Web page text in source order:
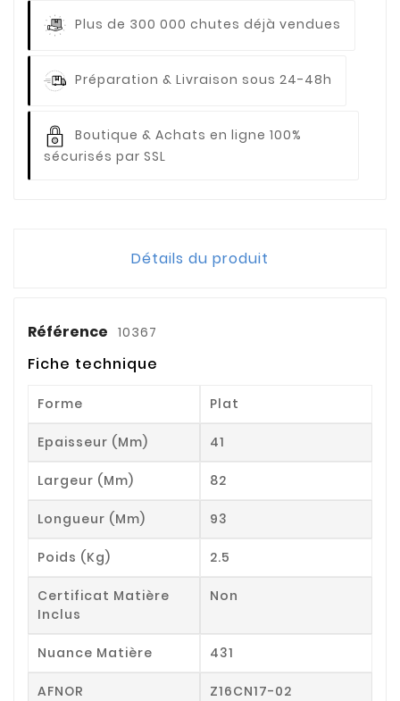
Plus de 300 000 chutes déjà vendues
Préparation & Livraison sous 24-48h
Boutique & Achats en ligne 100%
sécurisés par SSL
Détails du produit
Référence 10367
Fiche technique
Forme Plat
Epaisseur (mm) 41
Largeur (mm) 82
Longueur (mm) 93
Poids (kg) 2.5
Certificat Matière
Inclus
Non
Nuance Matière 431
AFNOR Z16CN17-02